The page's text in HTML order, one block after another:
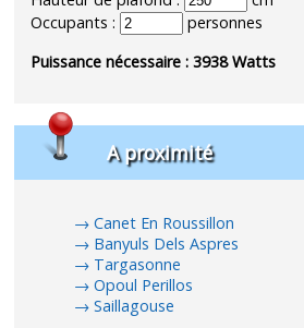
Occupants :
personnes
Puissance nécessaire :3938Watts
A proximité
Canet En Roussillon
Banyuls Dels Aspres
Targasonne
Opoul Perillos
Saillagouse